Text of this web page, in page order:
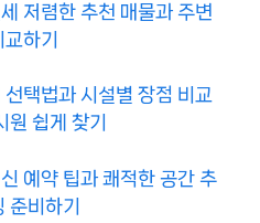
저렴한 추천 매물과 주변
하기
택법과 시설별 장점 비교
원 쉽게 찾기
예약 팁과 쾌적한 공간 추
준비하기